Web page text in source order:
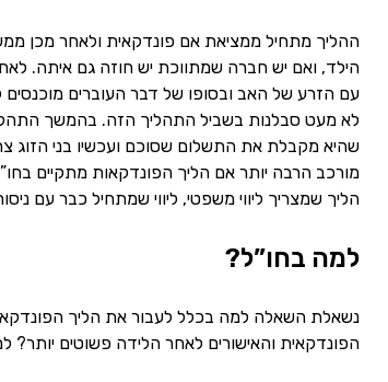
ההליך מתחיל ממציאת אם פונדקאית ולאחר מכן
הילד, ואם יש חברה שמתווכת יש חוזה גם איתה.
עם הזרע של האב ובסופו של דבר העוברים
לא מעט סבלנות בשביל התהליך הזה. בהמשך
שהיא מקבלת את התשלום שסוכם ועכשיו בני הזוג
מורכב הרבה יותר אם הליך הפונדקאות מתקיים
הליך שמצריך ליווי משפטי, ליווי שמתחיל כבר עם
למה בחו”ל?
נשאלת השאלה למה בכלל לעבור את הליך
הפונדקאית והאישורים לאחר הלידה פשוטים יותר?